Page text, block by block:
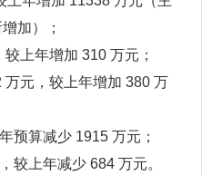
加）；
上年增加 310 万元；
元，较上年增加 380 万
预算减少 1915 万元；
较上年减少 684 万元。